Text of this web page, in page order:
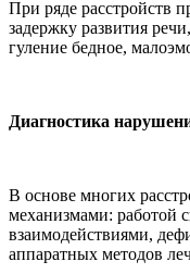
При ряде расстройств
задержку развития
гуление бедное,
Диагностика
В основе многих
механизмами: работой
взаимодействиями,
аппаратных методов